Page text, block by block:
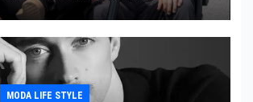
MODA LIFE STYLE